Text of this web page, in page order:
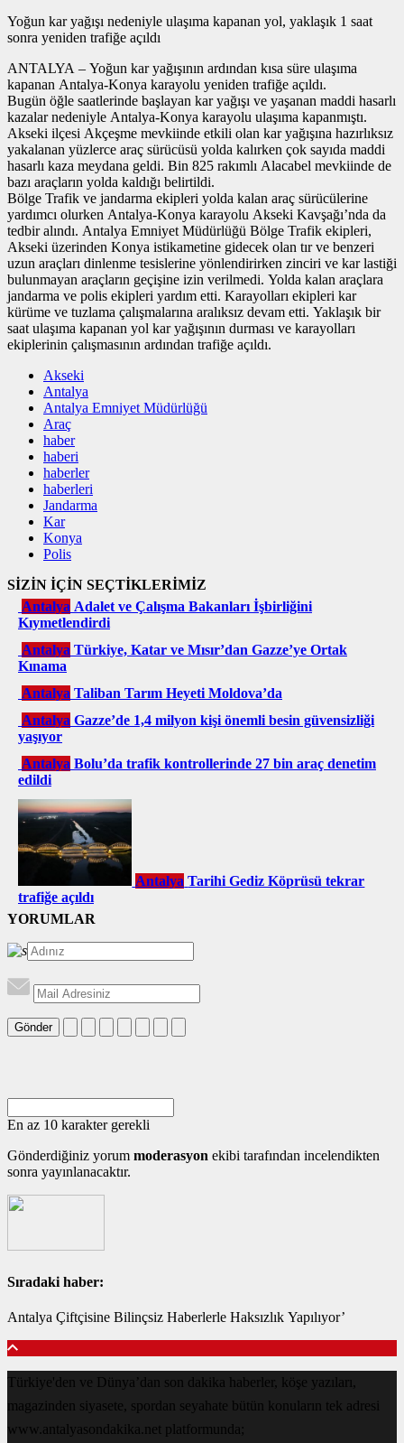
Yoğun kar yağışı nedeniyle ulaşıma kapanan yol, yaklaşık 1 saat
sonra yeniden trafiğe açıldı
ANTALYA – Yoğun kar yağışının ardından kısa süre ulaşıma
kapanan Antalya-Konya karayolu yeniden trafiğe açıldı.
Bugün öğle saatlerinde başlayan kar yağışı ve yaşanan maddi hasarlı
kazalar nedeniyle Antalya-Konya karayolu ulaşıma kapanmıştı.
Akseki ilçesi Akçeşme mevkiinde etkili olan kar yağışına hazırlıksız
yakalanan yüzlerce araç sürücüsü yolda kalırken çok sayıda maddi
hasarlı kaza meydana geldi. Bin 825 rakımlı Alacabel mevkiinde de
bazı araçların yolda kaldığı belirtildi.
Bölge Trafik ve jandarma ekipleri yolda kalan araç sürücülerine
yardımcı olurken Antalya-Konya karayolu Akseki Kavşağı’nda da
tedbir alındı. Antalya Emniyet Müdürlüğü Bölge Trafik ekipleri,
Akseki üzerinden Konya istikametine gidecek olan tır ve benzeri
uzun araçları dinlenme tesislerine yönlendirirken zinciri ve kar lastiği
bulunmayan araçların geçişine izin verilmedi. Yolda kalan araçlara
jandarma ve polis ekipleri yardım etti. Karayolları ekipleri kar
kürüme ve tuzlama çalışmalarına aralıksız devam etti. Yaklaşık bir
saat ulaşıma kapanan yol kar yağışının durması ve karayolları
ekiplerinin çalışmasının ardından trafiğe açıldı.
Akseki
Antalya
Antalya Emniyet Müdürlüğü
Araç
haber
haberi
haberler
haberleri
Jandarma
Kar
Konya
Polis
SİZİN İÇİN SEÇTİKLERİMİZ
Antalya Adalet ve Çalışma Bakanları İşbirliğini
Kıymetlendirdi
Antalya Türkiye, Katar ve Mısır’dan Gazze’ye Ortak
Kınama
Antalya Taliban Tarım Heyeti Moldova’da
Antalya Gazze’de 1,4 milyon kişi önemli besin güvensizliği
yaşıyor
Antalya Bolu’da trafik kontrollerinde 27 bin araç denetim
edildi
Antalya Tarihi Gediz Köprüsü tekrar
trafiğe açıldı
YORUMLAR
Gönder
En az 10 karakter gerekli
Gönderdiğiniz yorum moderasyon ekibi tarafından incelendikten
sonra yayınlanacaktır.
Sıradaki haber:
Antalya Çiftçisine Bilinçsiz Haberlerle Haksızlık Yapılıyor’
Türkiye'den ve Dünya’dan son dakika haberler, köşe yazıları,
magazinden siyasete, spordan seyahate bütün konuların tek adresi
www.antalyasondakika.net platformunda;